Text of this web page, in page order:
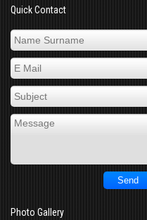
Quick Contact
Photo Gallery